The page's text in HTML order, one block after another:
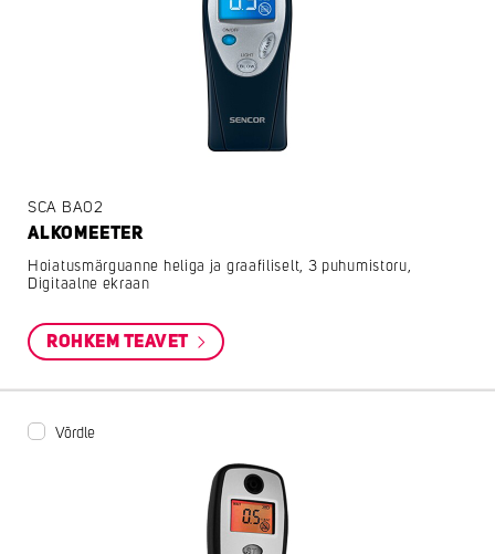
SCA BA02
ALKOMEETER
Hoiatusmärguanne heliga ja graafiliselt, 3 puhumistoru,
Digitaalne ekraan
ROHKEM TEAVET
Võrdle